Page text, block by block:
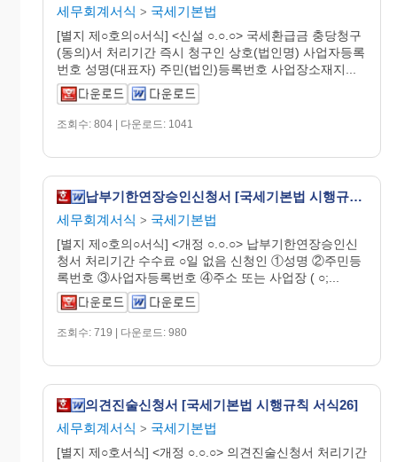
세무회계서식 > 국세기본법
[별지 제○호의○서식] <신설 ○.○.○> 국세환급금 충당청구
(동의)서 처리기간 즉시 청구인 상호(법인명) 사업자등록
번호 성명(대표자) 주민(법인)등록번호 사업장소재지...
조회수: 804 | 다운로드: 1041
납부기한연장승인신청서 [국세기본법 시행규칙 서식1의2]
세무회계서식 > 국세기본법
[별지 제○호의○서식] <개정 ○.○.○> 납부기한연장승인신
청서 처리기간 수수료 ○일 없음 신청인 ①성명 ②주민등
록번호 ③사업자등록번호 ④주소 또는 사업장 ( ○;...
조회수: 719 | 다운로드: 980
의견진술신청서 [국세기본법 시행규칙 서식26]
세무회계서식 > 국세기본법
[별지 제○호서식] <개정 ○.○.○> 의견진술신청서 처리기간